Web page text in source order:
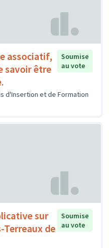
associatif,
savoir être
Soumise
au vote
d'Insertion et de Formation
sur
de
Soumise
au vote